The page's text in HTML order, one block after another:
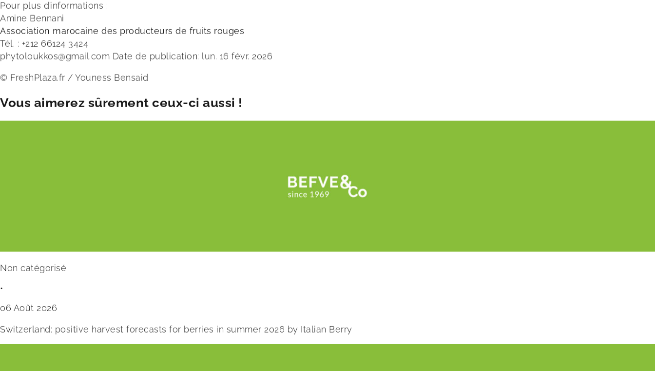
Pour plus d’informations :
Amine Bennani
Association marocaine des producteurs de fruits rouges
Tél. : +212 66124 3424
phytoloukkos@gmail.com Date de publication: lun. 16 févr. 2026
© FreshPlaza.fr / Youness Bensaid
Vous aimerez sûrement ceux-ci aussi !
Non catégorisé
•
06 Août 2026
Switzerland: positive harvest forecasts for berries in summer 2026 by Italian Berry